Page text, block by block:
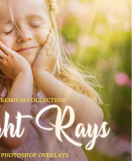
Stažení zdarma